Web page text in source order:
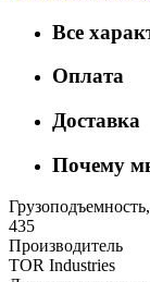
Все
Оплата
Доставка
Почему
435
Производитель
TOR Industries